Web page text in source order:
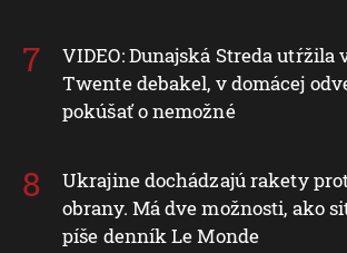
VIDEO: Dunajská Streda utŕžila
Twente debakel, v domácej
pokúšať o nemožné
Ukrajine dochádzajú rakety
obrany. Má dve možnosti, ako
píše denník Le Monde